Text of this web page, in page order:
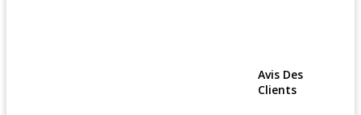
Avis Des
Clients